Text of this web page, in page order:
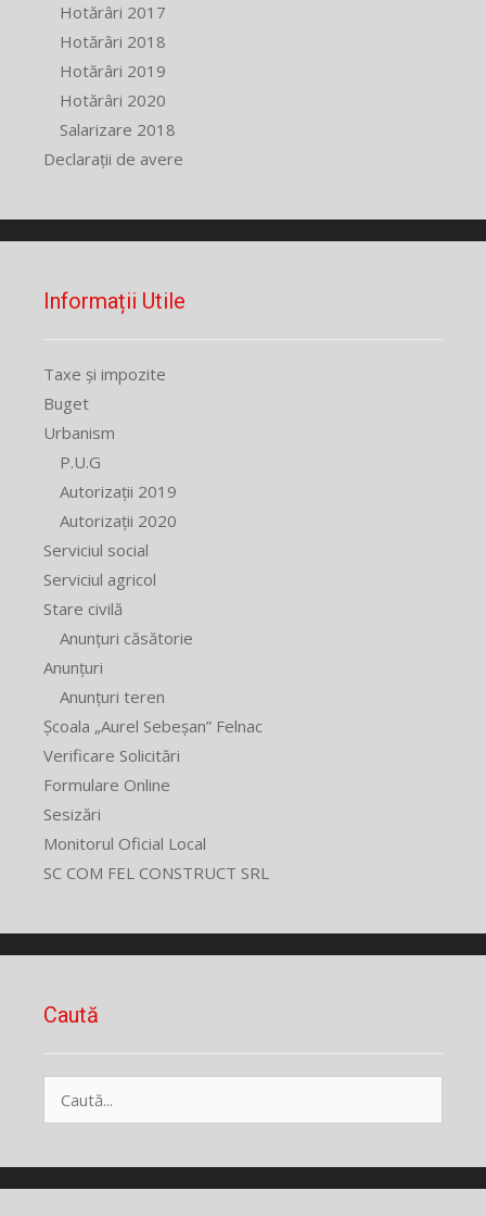
Hotărâri 2017
Hotărâri 2018
Hotărâri 2019
Hotărâri 2020
Salarizare 2018
Declarații de avere
Informații Utile
Taxe și impozite
Buget
Urbanism
P.U.G
Autorizații 2019
Autorizații 2020
Serviciul social
Serviciul agricol
Stare civilă
Anunțuri căsătorie
Anunțuri
Anunțuri teren
Școala „Aurel Sebeșan” Felnac
Verificare Solicitări
Formulare Online
Sesizări
Monitorul Oficial Local
SC COM FEL CONSTRUCT SRL
Caută
după: